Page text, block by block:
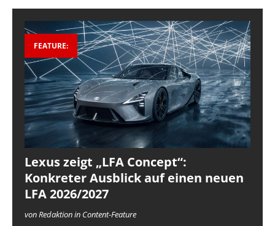
FEATURE:
Lexus zeigt „LFA Concept“:
Konkreter Ausblick auf einen neuen
LFA 2026/2027
von Redaktion in Content-Feature